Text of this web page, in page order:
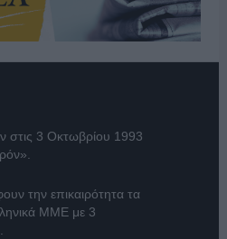
στις 3 Οκτωβρίου 1993
την επικαιρότητα τα
ΜΜΕ με 3